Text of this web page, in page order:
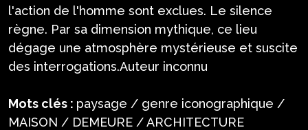
l'action de l'homme sont exclues. Le silence
règne. Par sa dimension mythique, ce lieu
dégage une atmosphère mystérieuse et suscite
des interrogations.Auteur inconnu
Mots clés : paysage / genre iconographique /
MAISON / DEMEURE / ARCHITECTURE